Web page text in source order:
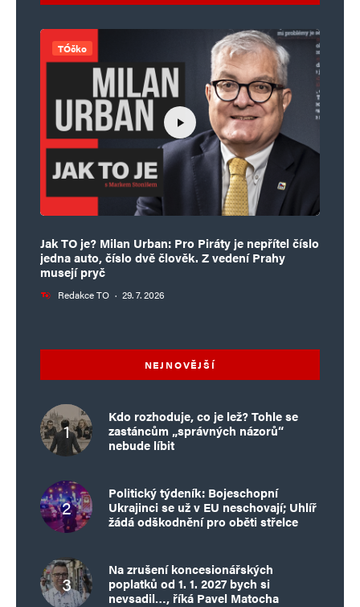
TÓčko
Jak TO je? Milan Urban: Pro Piráty je nepřítel číslo
jedna auto, číslo dvě člověk. Z vedení Prahy
musejí pryč
Redakce TO · 29. 7. 2026
NEJNOVĚJŠÍ
Kdo rozhoduje, co je lež? Tohle se
zastáncům „správných názorů“
nebude líbit
Politický týdeník: Bojeschopní
Ukrajinci se už v EU neschovají; Uhlíř
žádá odškodnění pro oběti střelce
Na zrušení koncesionářských
poplatků od 1. 1. 2027 bych si
nevsadil…, říká Pavel Matocha